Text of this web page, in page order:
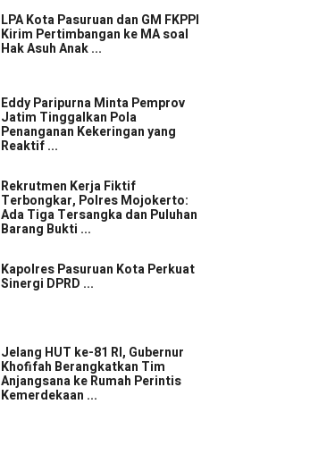
LPA Kota Pasuruan dan GM FKPPI
Kirim Pertimbangan ke MA soal
Hak Asuh Anak ...
Eddy Paripurna Minta Pemprov
Jatim Tinggalkan Pola
Penanganan Kekeringan yang
Reaktif ...
Rekrutmen Kerja Fiktif
Terbongkar, Polres Mojokerto:
Ada Tiga Tersangka dan Puluhan
Barang Bukti ...
Kapolres Pasuruan Kota Perkuat
Sinergi DPRD ...
Jelang HUT ke-81 RI, Gubernur
Khofifah Berangkatkan Tim
Anjangsana ke Rumah Perintis
Kemerdekaan ...